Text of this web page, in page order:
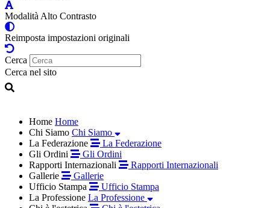
Modalità Alto Contrasto
Reimposta impostazioni originali
Cerca
Cerca nel sito
Home Home
Chi Siamo Chi Siamo
La Federazione
La Federazione
Gli Ordini
Gli Ordini
Rapporti Internazionali
Rapporti Internazionali
Gallerie
Gallerie
Ufficio Stampa
Ufficio Stampa
La Professione La Professione